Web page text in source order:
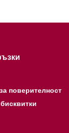
поверителност